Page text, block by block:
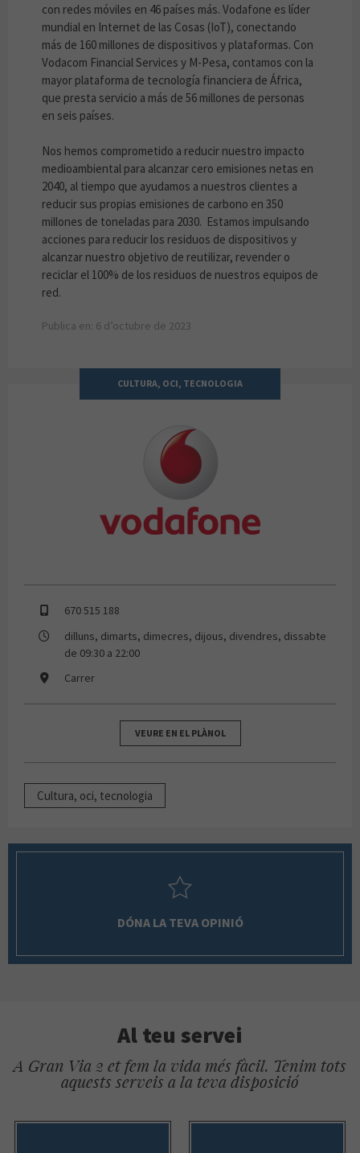
con redes móviles en 46 países más. Vodafone es líder
mundial en Internet de las Cosas (IoT), conectando
más de 160 millones de dispositivos y plataformas. Con
Vodacom Financial Services y M-Pesa, contamos con la
mayor plataforma de tecnología financiera de África,
que presta servicio a más de 56 millones de personas
en seis países.
Nos hemos comprometido a reducir nuestro impacto
medioambiental para alcanzar cero emisiones netas en
2040, al tiempo que ayudamos a nuestros clientes a
reducir sus propias emisiones de carbono en 350
millones de toneladas para 2030. Estamos impulsando
acciones para reducir los residuos de dispositivos y
alcanzar nuestro objetivo de reutilizar, revender o
reciclar el 100% de los residuos de nuestros equipos de
red.
Publica en: 6 d’octubre de 2023
CULTURA, OCI, TECNOLOGIA
670 515 188
dilluns, dimarts, dimecres, dijous, divendres, dissabte
de 09:30 a 22:00
Carrer
VEURE EN EL PLÀNOL
Cultura, oci, tecnologia
DÓNA LA TEVA OPINIÓ
Al teu servei
A Gran Via 2 et fem la vida més fàcil. Tenim tots
aquests serveis a la teva disposició